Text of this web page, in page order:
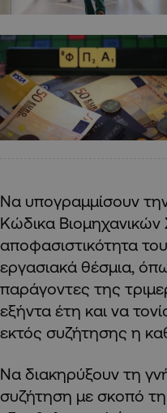
Να υπογραμμίσουν
Κώδικα Βιομηχανικών
αποφασιστικότητα
εργασιακά θέσμια,
παράγοντες της
εξήντα έτη και να
εκτός συζήτησης η
Να διακηρύξουν τη
συζήτηση με σκοπό τη